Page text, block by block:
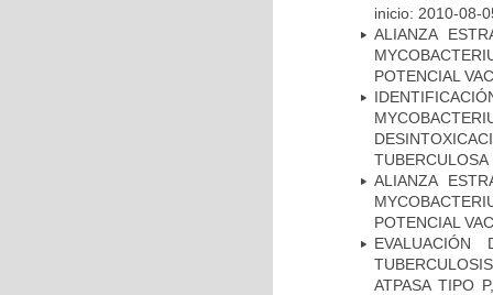
inicio: 2010-08-
ALIANZA
POTENCIAL
TUBERCULOSA
ALIANZA
POTENCIAL
ATPASA TIPO